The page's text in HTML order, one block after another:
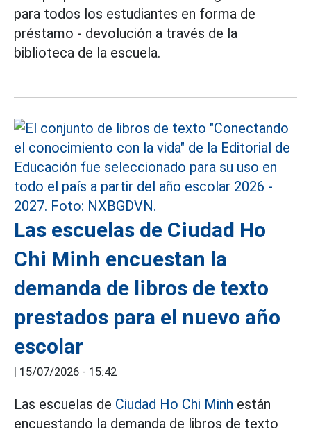
para todos los estudiantes en forma de
préstamo - devolución a través de la
biblioteca de la escuela.
Las escuelas de Ciudad Ho
Chi Minh encuestan la
demanda de libros de texto
prestados para el nuevo año
escolar
| 15/07/2026 - 15:42
Las escuelas de Ciudad Ho Chi Minh están
encuestando la demanda de libros de texto